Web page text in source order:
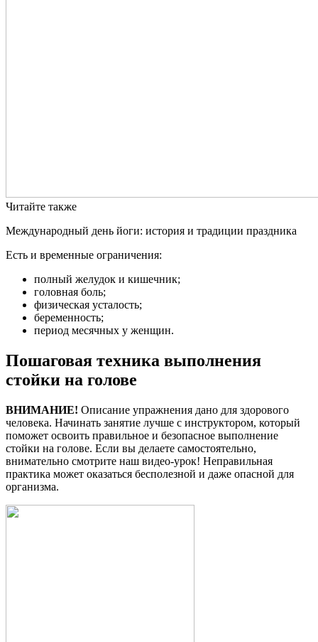
Читайте также
Международный день йоги: история и традиции праздника
Есть и временные ограничения:
полный желудок и кишечник;
головная боль;
физическая усталость;
беременность;
период месячных у женщин.
Пошаговая техника выполнения
стойки на голове
ВНИМАНИЕ! Описание упражнения дано для здорового
человека. Начинать занятие лучше с инструктором, который
поможет освоить правильное и безопасное выполнение
стойки на голове. Если вы делаете самостоятельно,
внимательно смотрите наш видео-урок! Неправильная
практика может оказаться бесполезной и даже опасной для
организма.